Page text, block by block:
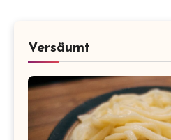
Versäumt